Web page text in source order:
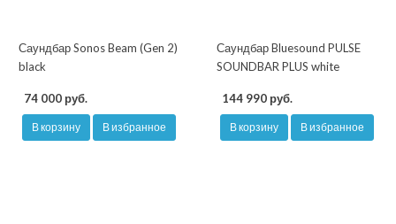
Саундбар Sonos Beam (Gen 2)
black
74 000 руб.
В корзину В избранное
Саундбар Bluesound PULSE
SOUNDBAR PLUS white
144 990 руб.
В корзину В избранное